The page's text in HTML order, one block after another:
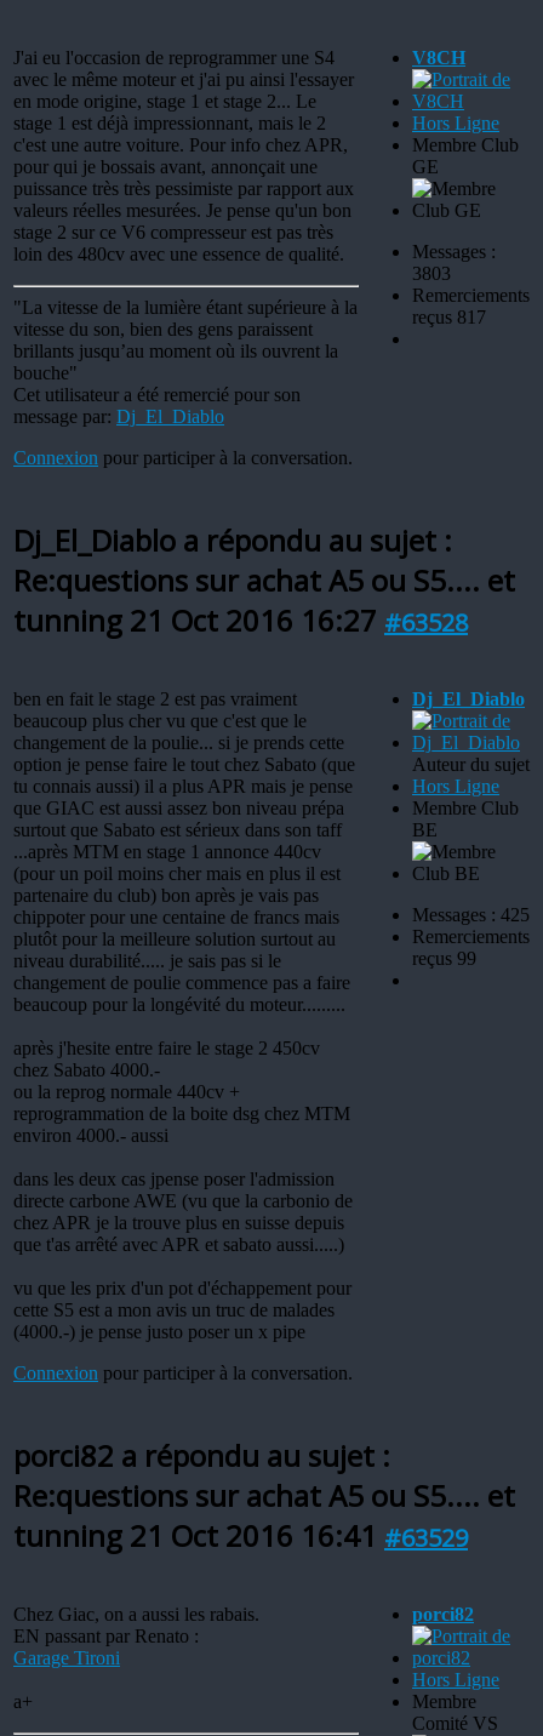
J'ai eu l'occasion de reprogrammer une S4
avec le même moteur et j'ai pu ainsi l'essayer
en mode origine, stage 1 et stage 2... Le
stage 1 est déjà impressionnant, mais le 2
c'est une autre voiture. Pour info chez APR,
pour qui je bossais avant, annonçait une
puissance très très pessimiste par rapport aux
valeurs réelles mesurées. Je pense qu'un bon
stage 2 sur ce V6 compresseur est pas très
loin des 480cv avec une essence de qualité.
"La vitesse de la lumière étant supérieure à la
vitesse du son, bien des gens paraissent
brillants jusqu’au moment où ils ouvrent la
bouche"
Cet utilisateur a été remercié pour son
message par: Dj_El_Diablo
Connexion pour participer à la conversation.
V8CH
Hors Ligne
Membre Club
GE
Messages :
3803
Remerciements
reçus 817
Dj_El_Diablo a répondu au sujet :
Re:questions sur achat A5 ou S5.... et
tunning 21 Oct 2016 16:27 #63528
ben en fait le stage 2 est pas vraiment
beaucoup plus cher vu que c'est que le
changement de la poulie... si je prends cette
option je pense faire le tout chez Sabato (que
tu connais aussi) il a plus APR mais je pense
que GIAC est aussi assez bon niveau prépa
surtout que Sabato est sérieux dans son taff
...après MTM en stage 1 annonce 440cv
(pour un poil moins cher mais en plus il est
partenaire du club) bon après je vais pas
chippoter pour une centaine de francs mais
plutôt pour la meilleure solution surtout au
niveau durabilité..... je sais pas si le
changement de poulie commence pas a faire
beaucoup pour la longévité du moteur.........
après j'hesite entre faire le stage 2 450cv
chez Sabato 4000.-
ou la reprog normale 440cv +
reprogrammation de la boite dsg chez MTM
environ 4000.- aussi
dans les deux cas jpense poser l'admission
directe carbone AWE (vu que la carbonio de
chez APR je la trouve plus en suisse depuis
que t'as arrêté avec APR et sabato aussi.....)
vu que les prix d'un pot d'échappement pour
cette S5 est a mon avis un truc de malades
(4000.-) je pense justo poser un x pipe
Connexion pour participer à la conversation.
Dj_El_Diablo
Auteur du sujet
Hors Ligne
Membre Club
BE
Messages : 425
Remerciements
reçus 99
porci82 a répondu au sujet :
Re:questions sur achat A5 ou S5.... et
tunning 21 Oct 2016 16:41 #63529
Chez Giac, on a aussi les rabais.
EN passant par Renato :
Garage Tironi
a+
porci82
Hors Ligne
Membre
Comité VS